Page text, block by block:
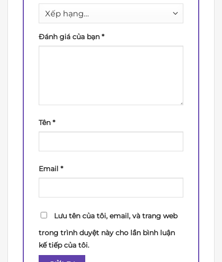
Đánh giá của bạn *
Tên *
Email *
Lưu tên của tôi, email, và trang web
trong trình duyệt này cho lần bình luận
kế tiếp của tôi.